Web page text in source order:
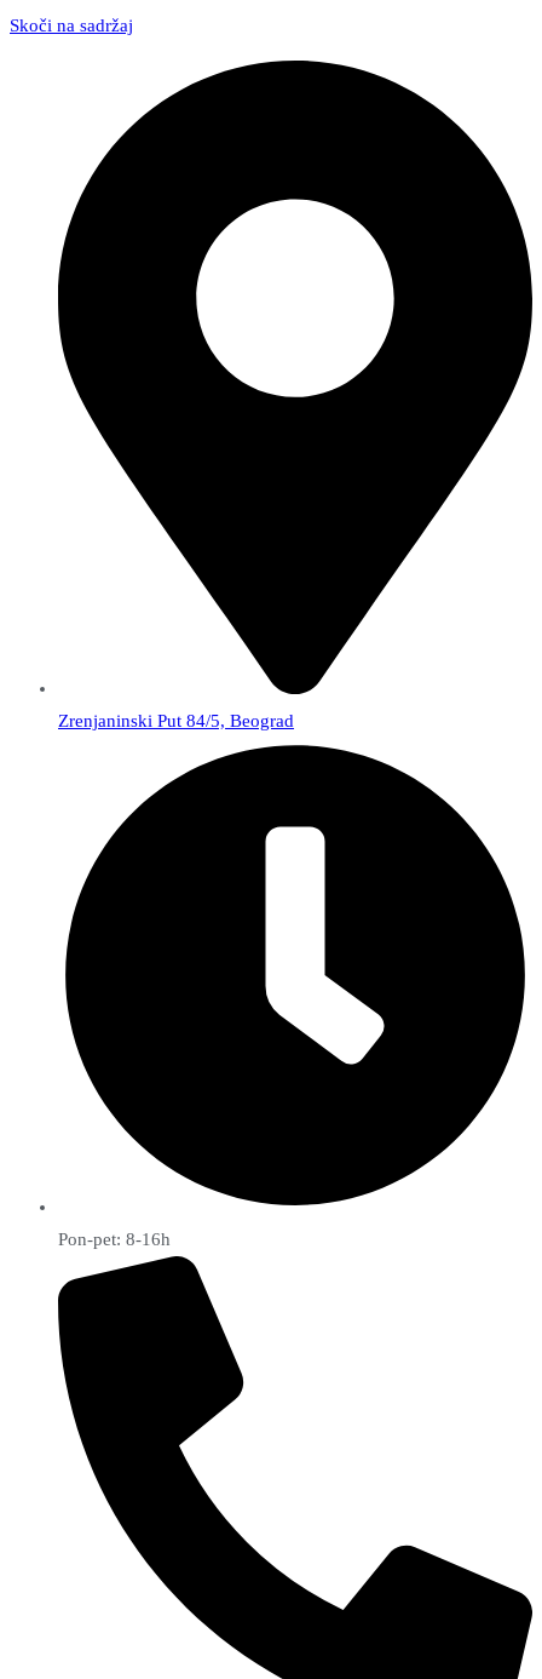
Skoči na sadržaj
Zrenjaninski Put 84/5, Beograd
Pon-pet: 8-16h